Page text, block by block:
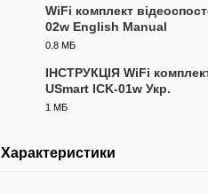
WiFi комплект
02w English Manual
0.8 МБ
ІНСТРУКЦІЯ WiFi
USmart ICK-01w Укр.
1 МБ
Характеристики